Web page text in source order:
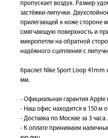
пропускает воздух. Размер
застёжки-липучки.
прилегающей к коже стороне
смягчающую поверхность и
микропетли на обратной
надёжного сцепления с
браслет Nike Sport Loop 41mm
мм.
- Официальная гарантия Apple
- Наш офис находится в 150 м
- Доставка по Москве за 3
- К оплате принимаем